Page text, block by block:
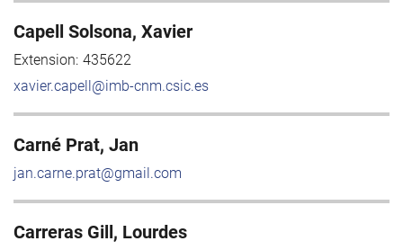
Capell Solsona, Xavier
Extension: 435622
xavier.capell@imb-cnm.csic.es
Carné Prat, Jan
jan.carne.prat@gmail.com
Carreras Gill, Lourdes